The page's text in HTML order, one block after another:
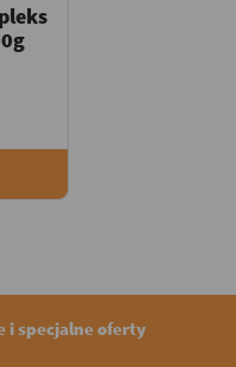
i specjalne oferty